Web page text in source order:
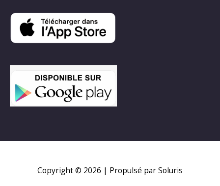
Copyright © 2026 | Propulsé par Soluris